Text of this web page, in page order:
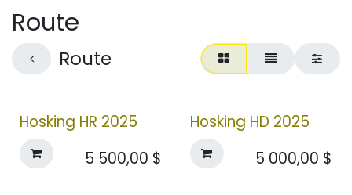
Route
Route
Hosking HR 2025
5 500,00 $
Hosking HD 2025
5 000,00 $